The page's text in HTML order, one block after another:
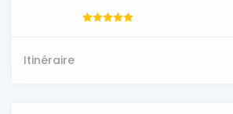
Itinéraire